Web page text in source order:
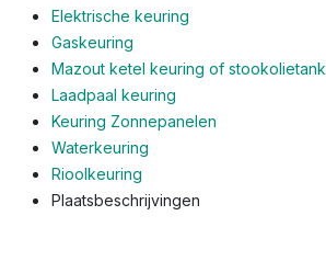
Elektrische keuring
Gaskeuring
Mazout ketel keuring of stookolietank
Laadpaal keuring
Keuring Zonnepanelen
Waterkeuring
Rioolkeuring
Plaatsbeschrijvingen